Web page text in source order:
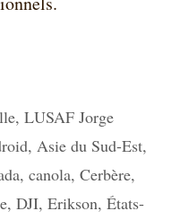
, LUSAF Jorge
, Asie du Sud-Est,
, canola, Cerbère,
, DJI, Erikson, États-